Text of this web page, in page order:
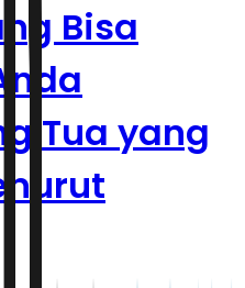
Bisa
Tua yang